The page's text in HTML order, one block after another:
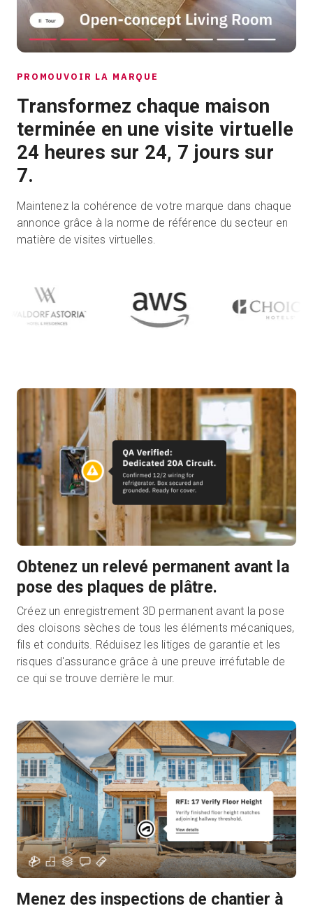
PROMOUVOIR LA MARQUE
Transformez chaque maison
terminée en une visite virtuelle
24 heures sur 24, 7 jours sur
7.
Maintenez la cohérence de votre marque dans chaque
annonce grâce à la norme de référence du secteur en
matière de visites virtuelles.
Obtenez un relevé permanent avant la
pose des plaques de plâtre.
Créez un enregistrement 3D permanent avant la pose
des cloisons sèches de tous les éléments mécaniques,
fils et conduits. Réduisez les litiges de garantie et les
risques d'assurance grâce à une preuve irréfutable de
ce qui se trouve derrière le mur.
Menez des inspections de chantier à